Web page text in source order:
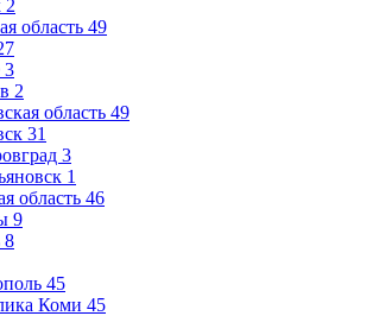
2
область 49
3
2
область 49
31
3
1
область 46
9
8
45
Коми 45